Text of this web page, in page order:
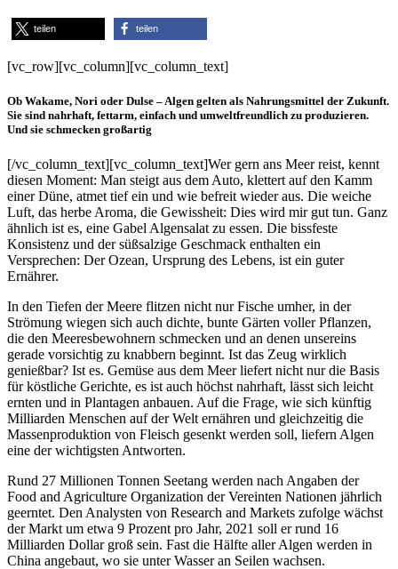
teilen teilen
[vc_row][vc_column][vc_column_text]
Ob Wakame, Nori oder Dulse – Algen gelten als Nahrungsmittel der Zukunft.
Sie sind nahrhaft, fettarm, einfach und umweltfreundlich zu produzieren.
Und sie schmecken großartig
[/vc_column_text][vc_column_text]Wer gern ans Meer reist, kennt
diesen Moment: Man steigt aus dem Auto, klettert auf den Kamm
einer Düne, atmet tief ein und wie befreit wieder aus. Die weiche
Luft, das herbe Aroma, die Gewissheit: Dies wird mir gut tun. Ganz
ähnlich ist es, eine Gabel Algensalat zu essen. Die bissfeste
Konsistenz und der süßsalzige Geschmack enthalten ein
Versprechen: Der Ozean, Ursprung des Lebens, ist ein guter
Ernährer.
In den Tiefen der Meere flitzen nicht nur Fische umher, in der
Strömung wiegen sich auch dichte, bunte Gärten voller Pflanzen,
die den Meeresbewohnern schmecken und an denen unsereins
gerade vorsichtig zu knabbern beginnt. Ist das Zeug wirklich
genießbar? Ist es. Gemüse aus dem Meer liefert nicht nur die Basis
für köstliche Gerichte, es ist auch höchst nahrhaft, lässt sich leicht
ernten und in Plantagen anbauen. Auf die Frage, wie sich künftig
Milliarden Menschen auf der Welt ernähren und gleichzeitig die
Massenproduktion von Fleisch gesenkt werden soll, liefern Algen
eine der wichtigsten Antworten.
Rund 27 Millionen Tonnen Seetang werden nach Angaben der
Food and Agriculture Organization der Vereinten Nationen jährlich
geerntet. Den Analysten von Research and Markets zufolge wächst
der Markt um etwa 9 Prozent pro Jahr, 2021 soll er rund 16
Milliarden Dollar groß sein. Fast die Hälfte aller Algen werden in
China angebaut, wo sie unter Wasser an Seilen wachsen.